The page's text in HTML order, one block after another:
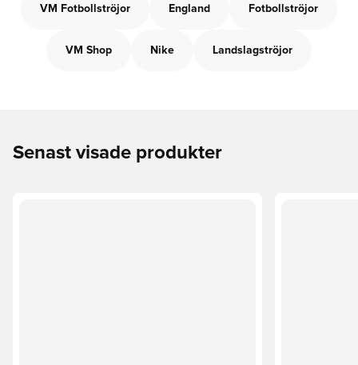
VM Fotbollströjor England Fotbollströjor
VM Shop Nike Landslagströjor
Senast visade produkter